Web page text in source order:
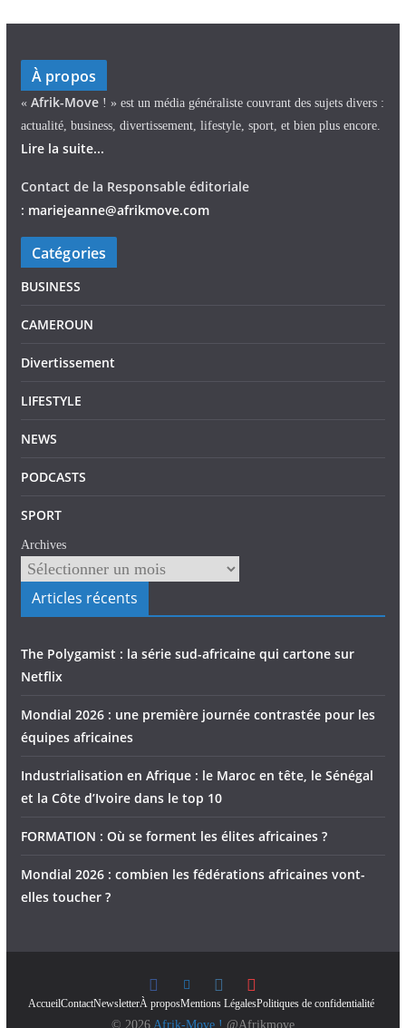
À propos
« Afrik-Move ! » est un média généraliste couvrant des sujets divers :
actualité, business, divertissement, lifestyle, sport, et bien plus encore.
Lire la suite...
Contact de la Responsable éditoriale
: mariejeanne@afrikmove.com
Catégories
BUSINESS
CAMEROUN
Divertissement
LIFESTYLE
NEWS
PODCASTS
SPORT
Archives
Articles récents
The Polygamist : la série sud-africaine qui cartone sur
Netflix
Mondial 2026 : une première journée contrastée pour les
équipes africaines
Industrialisation en Afrique : le Maroc en tête, le Sénégal
et la Côte d’Ivoire dans le top 10
FORMATION : Où se forment les élites africaines ?
Mondial 2026 : combien les fédérations africaines vont-
elles toucher ?
AccueilContactNewsletterÀ proposMentions LégalesPolitiques de confidentialité
© 2026 Afrik-Move ! @Afrikmove